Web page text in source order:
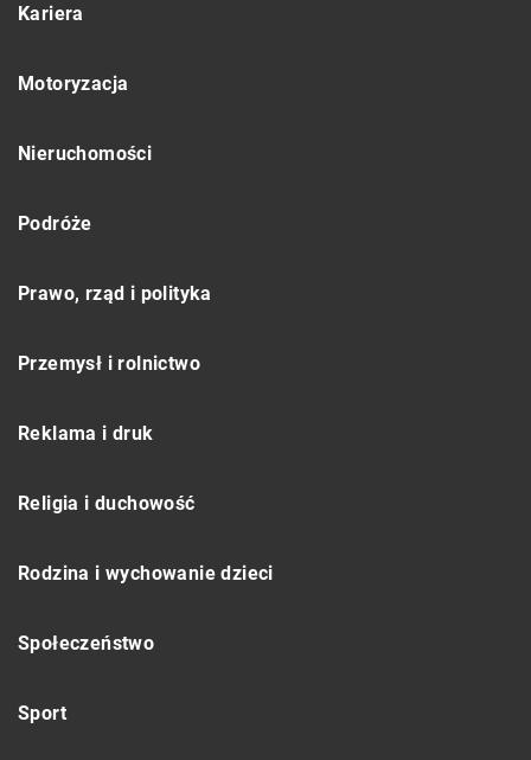
Kariera
Motoryzacja
Nieruchomości
Podróże
Prawo, rząd i polityka
Przemysł i rolnictwo
Reklama i druk
Religia i duchowość
Rodzina i wychowanie dzieci
Społeczeństwo
Sport